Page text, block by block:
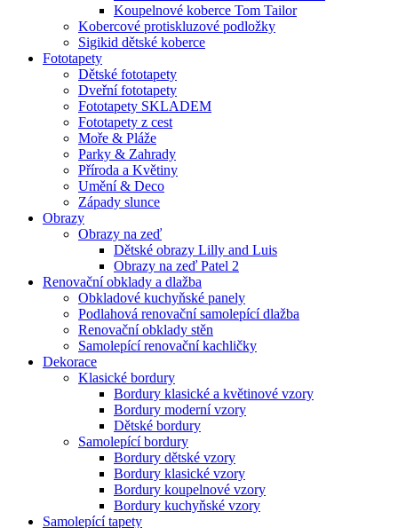
Koupelnové koberce Tom Tailor
Kobercové protiskluzové podložky
Sigikid dětské koberce
Fototapety
Dětské fototapety
Dveřní fototapety
Fototapety SKLADEM
Fototapety z cest
Moře & Pláže
Parky & Zahrady
Příroda a Květiny
Umění & Deco
Západy slunce
Obrazy
Obrazy na zeď
Dětské obrazy Lilly and Luis
Obrazy na zeď Patel 2
Renovační obklady a dlažba
Obkladové kuchyňské panely
Podlahová renovační samolepící dlažba
Renovační obklady stěn
Samolepící renovační kachličky
Dekorace
Klasické bordury
Bordury klasické a květinové vzory
Bordury moderní vzory
Dětské bordury
Samolepící bordury
Bordury dětské vzory
Bordury klasické vzory
Bordury koupelnové vzory
Bordury kuchyňské vzory
Samolepící tapety